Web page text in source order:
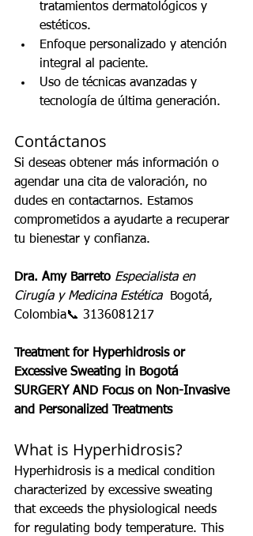
tratamientos dermatológicos y
estéticos.
Enfoque personalizado y atención
integral al paciente.
Uso de técnicas avanzadas y
tecnología de última generación.
Contáctanos
Si deseas obtener más información o
agendar una cita de valoración, no
dudes en contactarnos. Estamos
comprometidos a ayudarte a recuperar
tu bienestar y confianza.
Dra. Amy Barreto Especialista en
Cirugía y Medicina Estética
Bogotá,
Colombia📞 3136081217
Treatment for Hyperhidrosis or
Excessive Sweating in Bogotá
SURGERY AND Focus on Non-Invasive
and Personalized Treatments
What is Hyperhidrosis?
Hyperhidrosis is a medical condition
characterized by excessive sweating
that exceeds the physiological needs
for regulating body temperature. This